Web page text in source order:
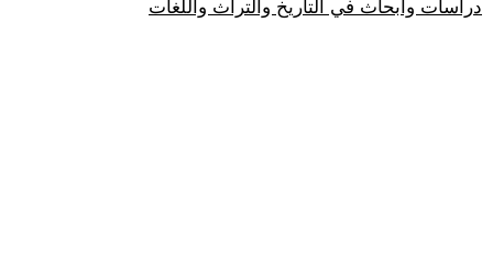
دراسات وابحاث في التاريخ والتراث واللغات